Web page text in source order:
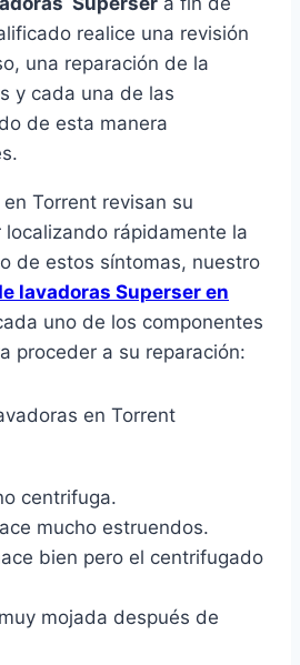
realice una revisión
una reparación de la
y cada una de las
de esta manera
Torrent revisan su
localizando rápidamente la
de estos síntomas, nuestro
lavadoras Superser en
uno de los componentes
proceder a su reparación:
centrifuga.
mucho estruendos.
bien pero el centrifugado
mojada después de